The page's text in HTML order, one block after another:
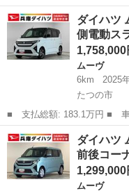
名： ダイハツ ■ 車種名：
ペシャル ナビ ＴＶ キー
数： ...
大阪 大阪市 ムーヴ
ダイハ
側電動
1,758,000
ムーヴ
6km
2025
たつの市
■ 支払総額: 183.1万円 ■ 車両本体価格： 1,758,000 円 ■ メーカ
ー名： ダイハツ ■ 車種
ーボ クルコン 両側電動ス
１年保証...
兵庫 たつの市
ダイハツ
前後コー
1,299,000
ムーヴ